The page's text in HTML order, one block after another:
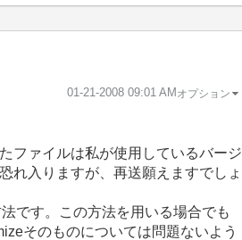
‎01-21-2008 09:01 AM オプション
ファイルは私が使用しているバージ
れ入りますが、再送願えますでしょ
です。この方法を用いる場合でも
そのものについては問題ないよう